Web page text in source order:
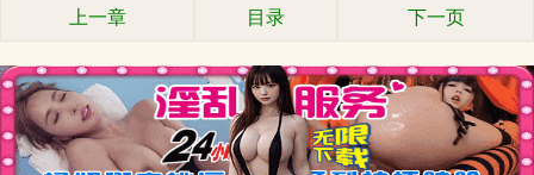
上一章 目录 下一页